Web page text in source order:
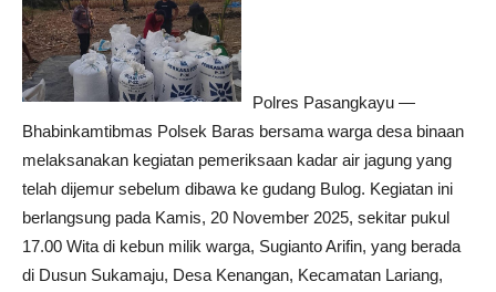
Polres Pasangkayu —
Bhabinkamtibmas Polsek Baras bersama warga desa binaan
melaksanakan kegiatan pemeriksaan kadar air jagung yang
telah dijemur sebelum dibawa ke gudang Bulog. Kegiatan ini
berlangsung pada Kamis, 20 November 2025, sekitar pukul
17.00 Wita di kebun milik warga, Sugianto Arifin, yang berada
di Dusun Sukamaju, Desa Kenangan, Kecamatan Lariang,